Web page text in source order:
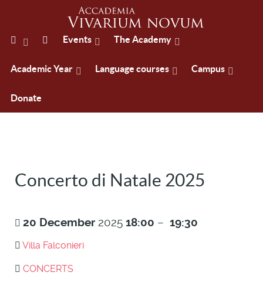
Events The Academy
Academic Year Language courses Campus
Donate
Concerto di Natale 2025
20 December 2025 18:00 – 19:30
Villa Falconieri
CONCERTS